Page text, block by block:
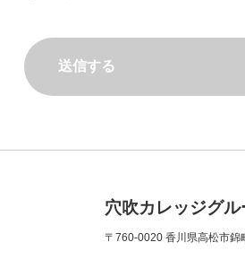
送信する
穴吹カレッジグル
〒760-0020 香川県高松市錦